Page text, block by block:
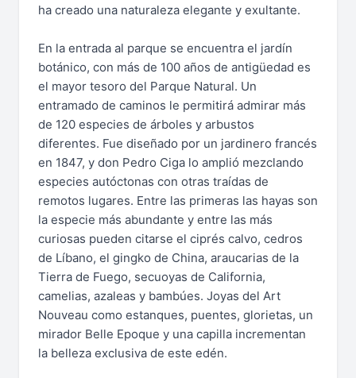
ha creado una naturaleza elegante y exultante.
En la entrada al parque se encuentra el jardín
botánico, con más de 100 años de antigüedad es
el mayor tesoro del Parque Natural. Un
entramado de caminos le permitirá admirar más
de 120 especies de árboles y arbustos
diferentes. Fue diseñado por un jardinero francés
en 1847, y don Pedro Ciga lo amplió mezclando
especies autóctonas con otras traídas de
remotos lugares. Entre las primeras las hayas son
la especie más abundante y entre las más
curiosas pueden citarse el ciprés calvo, cedros
de Líbano, el gingko de China, araucarias de la
Tierra de Fuego, secuoyas de California,
camelias, azaleas y bambúes. Joyas del Art
Nouveau como estanques, puentes, glorietas, un
mirador Belle Epoque y una capilla incrementan
la belleza exclusiva de este edén.